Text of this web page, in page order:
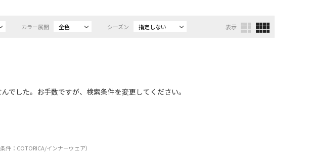
カラー展開 全色 シーズン 指定しない 表示
でした。お手数ですが、検索条件を変更してください。
条件：COTORICA/インナーウェア）